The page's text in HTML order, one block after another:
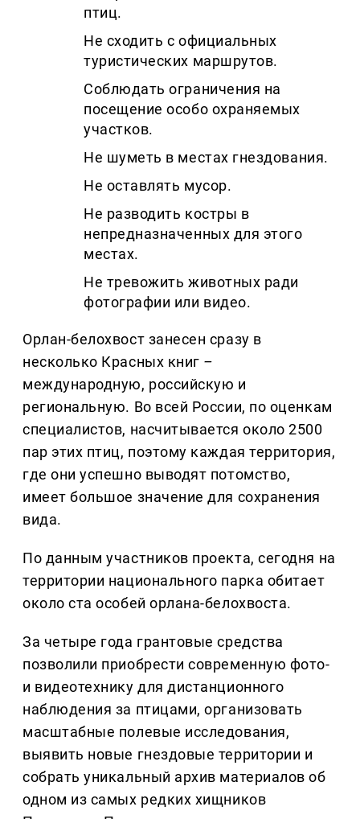
птиц.
Не сходить с официальных
туристических маршрутов.
Соблюдать ограничения на
посещение особо охраняемых
участков.
Не шуметь в местах гнездования.
Не оставлять мусор.
Не разводить костры в
непредназначенных для этого
местах.
Не тревожить животных ради
фотографии или видео.
Орлан-белохвост занесен сразу в
несколько Красных книг –
международную, российскую и
региональную. Во всей России, по оценкам
специалистов, насчитывается около 2500
пар этих птиц, поэтому каждая территория,
где они успешно выводят потомство,
имеет большое значение для сохранения
вида.
По данным участников проекта, сегодня на
территории национального парка обитает
около ста особей орлана-белохвоста.
За четыре года грантовые средства
позволили приобрести современную фото-
и видеотехнику для дистанционного
наблюдения за птицами, организовать
масштабные полевые исследования,
выявить новые гнездовые территории и
собрать уникальный архив материалов об
одном из самых редких хищников